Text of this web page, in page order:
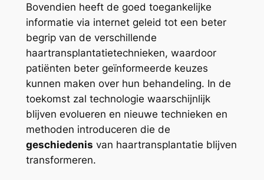
Bovendien heeft de goed toegankelijke
informatie via internet geleid tot een beter
begrip van de verschillende
haartransplantatietechnieken, waardoor
patiënten beter geïnformeerde keuzes
kunnen maken over hun behandeling. In de
toekomst zal technologie waarschijnlijk
blijven evolueren en nieuwe technieken en
methoden introduceren die de
geschiedenis van haartransplantatie blijven
transformeren.